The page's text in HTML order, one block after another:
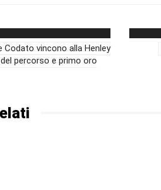
Codato vincono alla Henley
percorso e primo oro